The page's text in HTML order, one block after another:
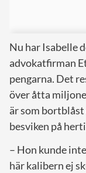
Nu har Isabelle
advokatfirman
pengarna. Det
över åtta
är som
besviken på
– Hon kunde
här kalibern ej